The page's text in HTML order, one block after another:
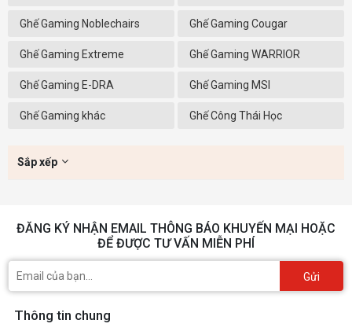
Ghế Gaming Noblechairs Ghế Gaming Cougar
Ghế Gaming Extreme Ghế Gaming WARRIOR
Ghế Gaming E-DRA Ghế Gaming MSI
Ghế Gaming khác Ghế Công Thái Học
Sắp xếp
ĐĂNG KÝ NHẬN EMAIL THÔNG BÁO KHUYẾN MẠI HOẶC
ĐỂ ĐƯỢC TƯ VẤN MIỄN PHÍ
Gửi
Thông tin chung